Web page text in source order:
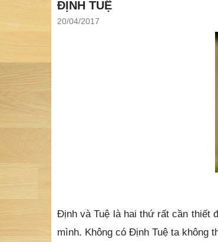
ĐỊNH TUỆ
20/04/2017
Định và Tuệ là hai thứ rất cần thiết
mình. Không có Định Tuệ ta không